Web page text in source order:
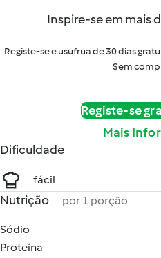
Inspire-se em mais
Registe-se e usufrua de 30 dias
Sem
Registe-se
Mais
Dificuldade
fácil
Nutrição por 1 porção
Sódio
Proteína